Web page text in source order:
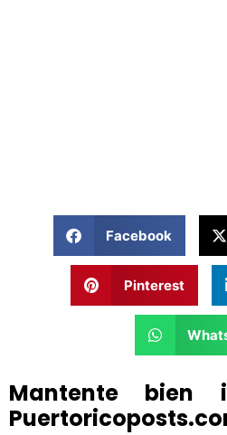
Facebook
Pinterest
Mantente bien